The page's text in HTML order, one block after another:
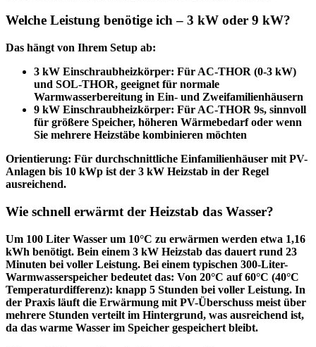
Welche Leistung benötige ich – 3 kW oder 9 kW?
Das hängt von Ihrem Setup ab:
3 kW Einschraubheizkörper: Für AC-THOR (0-3 kW)
und SOL-THOR, geeignet für normale
Warmwasserbereitung in Ein- und Zweifamilienhäusern
9 kW Einschraubheizkörper: Für AC-THOR 9s, sinnvoll
für größere Speicher, höheren Wärmebedarf oder wenn
Sie mehrere Heizstäbe kombinieren möchten
Orientierung: Für durchschnittliche Einfamilienhäuser mit PV-
Anlagen bis 10 kWp ist der 3 kW Heizstab in der Regel
ausreichend.
Wie schnell erwärmt der Heizstab das Wasser?
Um 100 Liter Wasser um 10°C zu erwärmen werden etwa 1,16
kWh benötigt. Bein einem 3 kW Heizstab das dauert rund 23
Minuten bei voller Leistung. Bei einem typischen 300-Liter-
Warmwasserspeicher bedeutet das: Von 20°C auf 60°C (40°C
Temperaturdifferenz): knapp 5 Stunden bei voller Leistung. In
der Praxis läuft die Erwärmung mit PV-Überschuss meist über
mehrere Stunden verteilt im Hintergrund, was ausreichend ist,
da das warme Wasser im Speicher gespeichert bleibt.